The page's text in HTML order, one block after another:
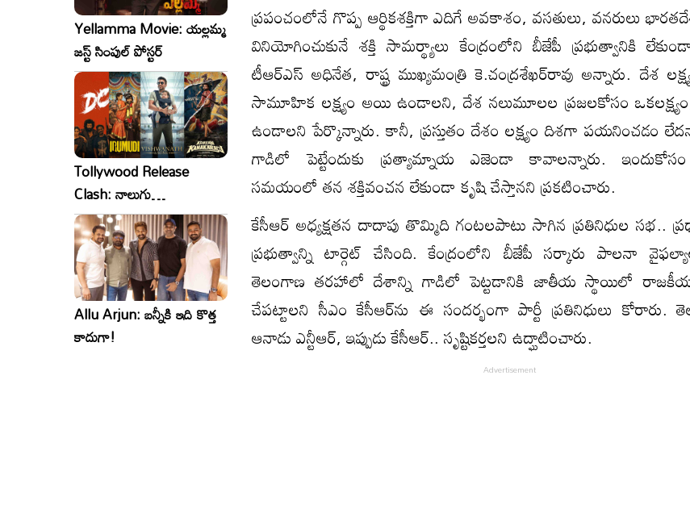
Yellamma Movie: యల్లమ్మ
జస్ట్ సింపుల్ పోస్టర్
Tollywood Release
Clash: నాలుగు
సినిమాలు..ఒకేసారి..ఎందుకో?
Allu Arjun: బన్నీకి ఇది కొత్త
కాదుగా!
ప్రపంచంలోనే గొప్ప ఆర్థికశక్తిగా ఎదిగే అవకాశం, వసతులు, వనరులు
వినియోగించుకునే శక్తి సామర్థ్యాలు కేంద్రంలోని బీజేపీ ప్రభుత్వానికి
టీఆర్‌ఎస్‌ అధినేత, రాష్ట్ర ముఖ్యమంత్రి కె.చంద్రశేఖర్‌రావు అన్నారు. దేశ
సామూహిక లక్ష్యం అయి ఉండాలని, దేశ నలుమూలల ప్రజలకోసం
ఉండాలని పేర్కొన్నారు. కానీ, ప్రస్తుతం దేశం లక్ష్యం దిశగా పయనించడం
గాడిలో పెట్టేందుకు ప్రత్యామ్నాయ ఎజెండా కావాలన్నారు.
సమయంలో తన శక్తివంచన లేకుండా కృషి చేస్తానని ప్రకటించారు.
కేసీఆర్‌ అధ్యక్షతన దాదాపు తొమ్మిది గంటలపాటు సాగిన ప్రతినిధుల సభ..
ప్రభుత్వాన్ని టార్గెట్‌ చేసింది. కేంద్రంలోని బీజేపీ సర్కారు పాలనా
తెలంగాణ తరహాలో దేశాన్ని గాడిలో పెట్టడానికి జాతీయ స్థాయిలో
చేపట్టాలని సీఎం కేసీఆర్‌ను ఈ సందర్భంగా పార్టీ ప్రతినిధులు కోరారు.
ఆనాడు ఎన్టీఆర్‌, ఇప్పుడు కేసీఆర్‌.. సృష్టికర్తలని ఉద్ఘాటించారు.